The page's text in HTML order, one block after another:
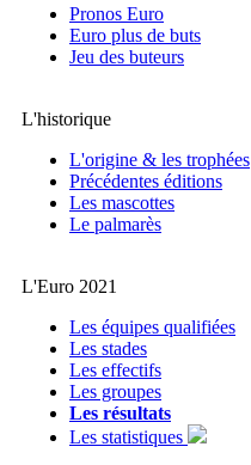
Pronos Euro
Euro plus de buts
Jeu des buteurs
L'historique
L'origine & les trophées
Précédentes éditions
Les mascottes
Le palmarès
L'Euro 2021
Les équipes qualifiées
Les stades
Les effectifs
Les groupes
Les résultats
Les statistiques